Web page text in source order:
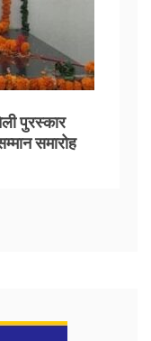
पुरस्कार
समारोह